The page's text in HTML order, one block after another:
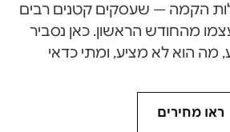
הקמה — שעסקים קטנים רבים
מהחודש הראשון. כאן נסביר
מה הוא לא מציע, ומתי כדאי
ראו מחירים